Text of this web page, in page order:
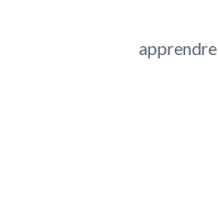
apprendre